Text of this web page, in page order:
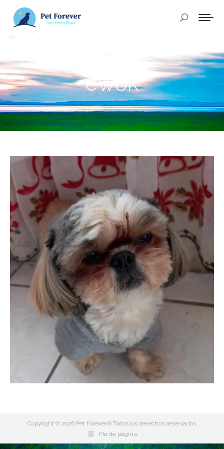
Buscar:
ewok
Copyright © 2026 Pet Forever® Todos los derechos reservados.
Pie de página